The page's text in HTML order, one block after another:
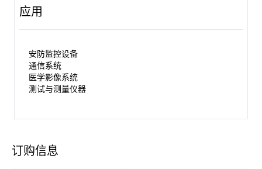
应用
安防监控设备
通信系统
医学影像系统
测试与测量仪器
订购信息